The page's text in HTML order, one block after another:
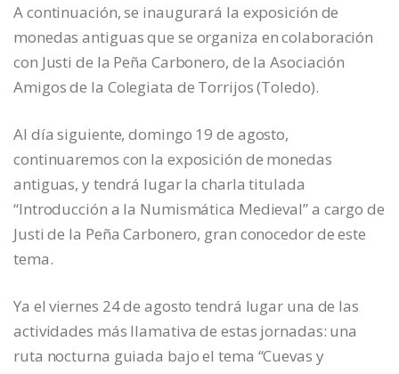
A continuación, se inaugurará la exposición de
monedas antiguas que se organiza en colaboración
con Justi de la Peña Carbonero, de la Asociación
Amigos de la Colegiata de Torrijos (Toledo).
Al día siguiente, domingo 19 de agosto,
continuaremos con la exposición de monedas
antiguas, y tendrá lugar la charla titulada
“Introducción a la Numismática Medieval” a cargo de
Justi de la Peña Carbonero, gran conocedor de este
tema.
Ya el viernes 24 de agosto tendrá lugar una de las
actividades más llamativa de estas jornadas: una
ruta nocturna guiada bajo el tema “Cuevas y